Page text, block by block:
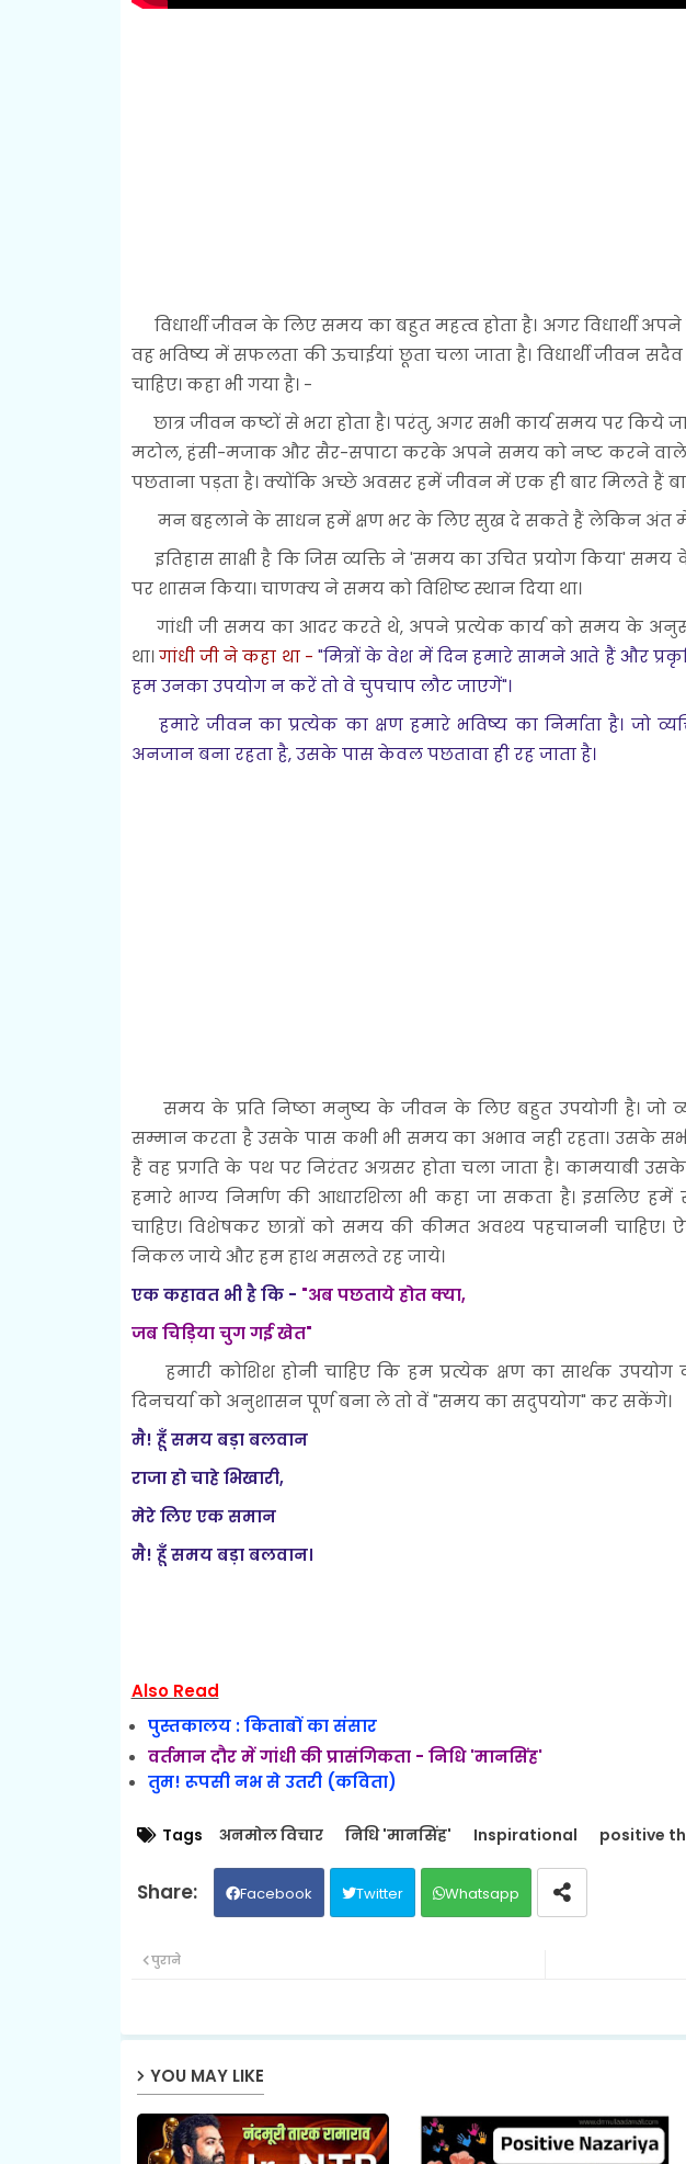
विधार्थी जीवन के लिए समय का बहुत महत्व होता है। अगर विधार्थी
वह भविष्य में सफलता की ऊचाईयां छूता चला जाता है। विधार्थी जीवन
चाहिए। कहा भी गया है। -
छात्र जीवन कष्टों से भरा होता है। परंतु, अगर सभी कार्य समय पर किये
मटोल, हंसी-मजाक और सैर-सपाटा करके अपने समय को नष्ट करने वाले
पछताना पड़ता है। क्योंकि अच्छे अवसर हमें जीवन में एक ही बार मिलते हैं
मन बहलाने के साधन हमें क्षण भर के लिए सुख दे सकते हैं लेकिन अंत में
इतिहास साक्षी है कि जिस व्यक्ति ने 'समय का उचित प्रयोग किया'
पर शासन किया। चाणक्य ने समय को विशिष्ट स्थान दिया था।
गांधी जी समय का आदर करते थे, अपने प्रत्येक कार्य को समय के
था।गांधी जी ने कहा था - "मित्रों के वेश में दिन हमारे सामने आते हैं और
हम उनका उपयोग न करें तो वे चुपचाप लौट जाएगें"।
हमारे जीवन का प्रत्येक का क्षण हमारे भविष्य का निर्माता है। जो
अनजान बना रहता है, उसके पास केवल पछतावा ही रह जाता है।
समय के प्रति निष्ठा मनुष्य के जीवन के लिए बहुत उपयोगी है। जो
सम्मान करता है उसके पास कभी भी समय का अभाव नही रहता। उसके
हैं वह प्रगति के पथ पर निरंतर अग्रसर होता चला जाता है। कामयाबी
हमारे भाग्य निर्माण की आधारशिला भी कहा जा सकता है। इसलिए
चाहिए। विशेषकर छात्रों को समय की कीमत अवश्य पहचाननी
निकल जाये और हम हाथ मसलते रह जाये।
एक कहावत भी है कि - "अब पछताये होत क्या,
जब चिड़िया चुग गई खेत"
हमारी कोशिश होनी चाहिए कि हम प्रत्येक क्षण का सार्थक
दिनचर्या को अनुशासन पूर्ण बना ले तो वें "समय का सदुपयोग" कर सकेंगे।
मै! हूँ समय बड़ा बलवान
राजा हो चाहे भिखारी,
मेरे लिए एक समान
मै! हूँ समय बड़ा बलवान।
Also Read
पुस्तकालय : किताबों का संसार
वर्तमान दौर में गांधी की प्रासंगिकता - निधि 'मानसिंह'
तुम! रूपसी नभ से उतरी (कविता)
Tags अनमोल विचार निधि 'मानसिंह' Inspirational positive
Facebook Twitter Whatsapp
पुराने
YOU MAY LIKE